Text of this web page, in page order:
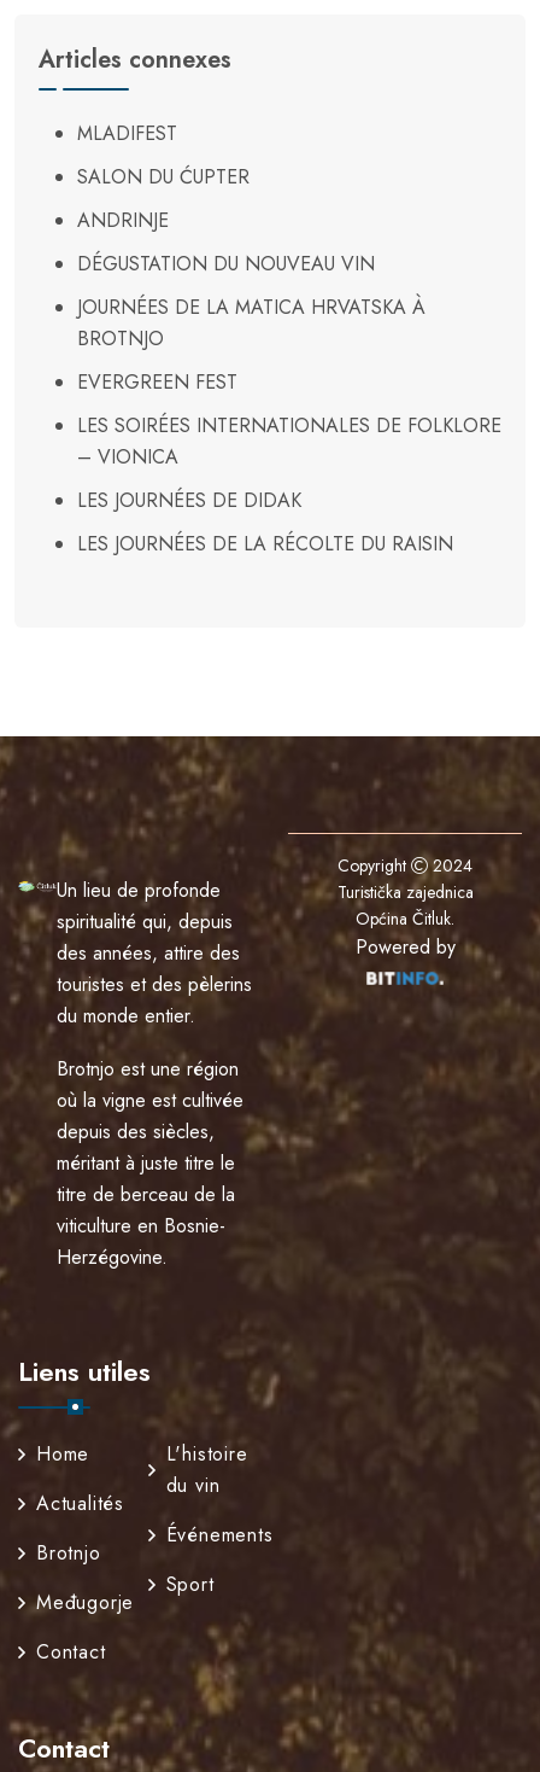
Articles connexes
MLADIFEST
SALON DU ĆUPTER
ANDRINJE
DÉGUSTATION DU NOUVEAU VIN
JOURNÉES DE LA MATICA HRVATSKA À
BROTNJO
EVERGREEN FEST
LES SOIRÉES INTERNATIONALES DE FOLKLORE
– VIONICA
LES JOURNÉES DE DIDAK
LES JOURNÉES DE LA RÉCOLTE DU RAISIN
Un lieu de profonde
spiritualité qui, depuis
des années, attire des
touristes et des pèlerins
du monde entier.
Brotnjo est une région
où la vigne est cultivée
depuis des siècles,
méritant à juste titre le
titre de berceau de la
viticulture en Bosnie-
Herzégovine.
Liens utiles
Home
Actualités
Brotnjo
Međugorje
Contact
L'histoire
du vin
Événements
Sport
Contact
Copyright
2024
Turistička zajednica
Općina Čitluk.
Powered by